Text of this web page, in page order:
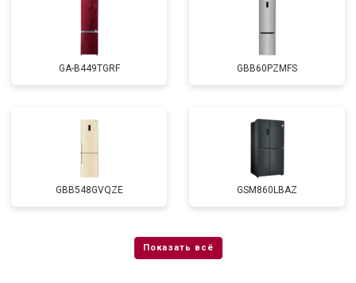
GA-B449TGRF GBB60PZMFS
GBB548GVQZE GSM860LBAZ